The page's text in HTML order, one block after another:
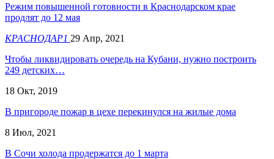
Режим повышенной готовности в Краснодарском крае
продлят до 12 мая
КРАСНОДАР1 29 Апр, 2021
Чтобы ликвидировать очередь на Кубани, нужно построить
249 детских…
18 Окт, 2019
В пригороде пожар в цехе перекинулся на жилые дома
8 Июл, 2021
В Сочи холода продержатся до 1 марта